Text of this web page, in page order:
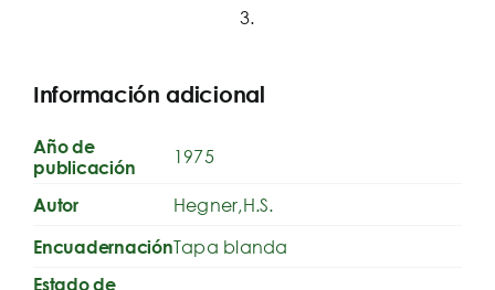
3.
Información adicional
Año de
publicación
1975
Autor Hegner,H.S.
EncuadernaciónTapa blanda
Estado de